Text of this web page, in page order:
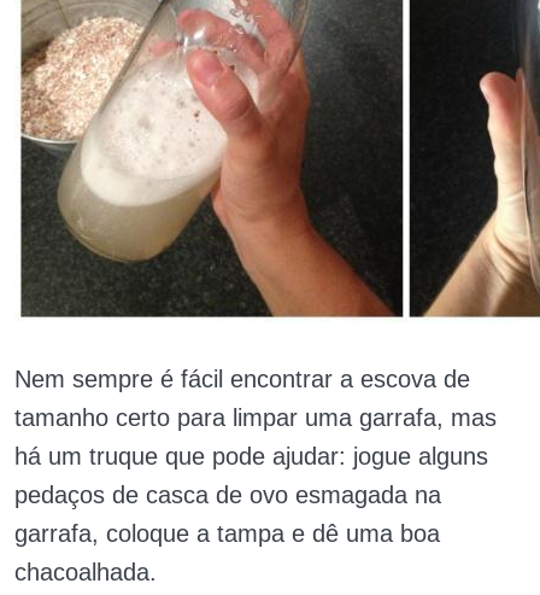
Nem sempre é fácil encontrar a escova de
tamanho certo para limpar uma garrafa, mas
há um truque que pode ajudar: jogue alguns
pedaços de casca de ovo esmagada na
garrafa, coloque a tampa e dê uma boa
chacoalhada.